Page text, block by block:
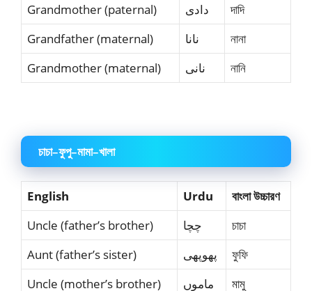
Grandmother (paternal)
دادی
দাদি
Grandfather (maternal)
نانا
নানা
Grandmother (maternal)
نانی নানি
চাচা–ফুপু–মামা–খালা
English Urdu
বাংলা উচ্চারণ
Uncle (father’s brother)
چچا
চাচা
Aunt (father’s sister)
پھوپھی
ফুফি
Uncle (mother’s brother)
ماموں মামু